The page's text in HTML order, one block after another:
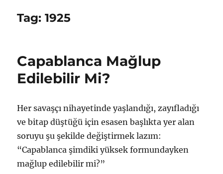
Tag:1925
Capablanca Mağlup
Edilebilir Mi?
Her savaşçı nihayetinde yaşlandığı, zayıfladığı
ve bitap düştüğü için esasen başlıkta yer alan
soruyu şu şekilde değiştirmek lazım:
“Capablanca şimdiki yüksek formundayken
mağlup edilebilir mi?”